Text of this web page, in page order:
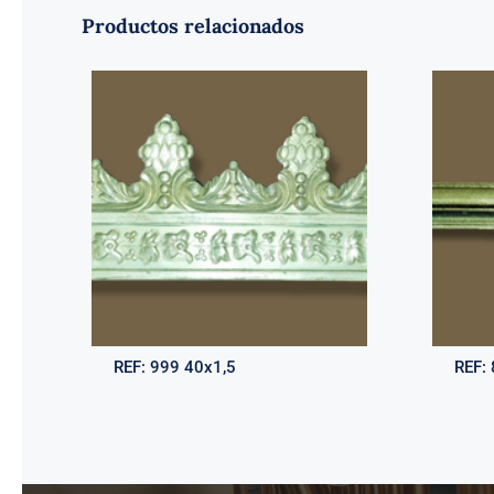
Productos relacionados
REF:999 40x1,5 REF: